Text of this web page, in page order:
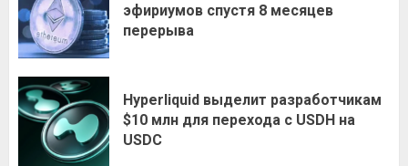
эфириумов спустя 8 месяцев
перерыва
Hyperliquid выделит разработчикам
$10 млн для перехода с USDH на
USDC